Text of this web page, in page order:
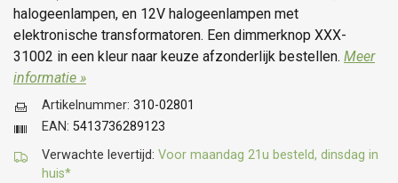
halogeenlampen, en 12V halogeenlampen met
elektronische transformatoren. Een dimmerknop XXX-
31002 in een kleur naar keuze afzonderlijk bestellen. Meer
informatie »
Verwachte levertijd: Voor maandag 21u besteld, dinsdag in
huis*
Artikelnummer: 310-02801
EAN: 5413736289123